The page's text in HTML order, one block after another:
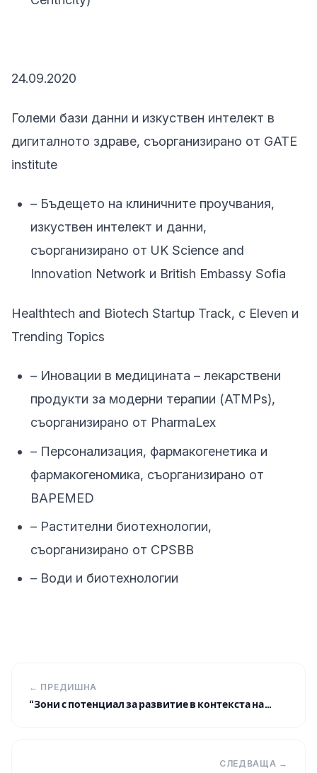
24.09.2020
Големи бази данни и изкуствен интелект в
дигиталното здраве, съорганизирано от GATE
institute
– Бъдещето на клиничните проучвания,
изкуствен интелект и данни,
съорганизирано от UK Science and
Innovation Network и British Embassy Sofia
Healthtech and Biotech Startup Track, с Eleven и
Trending Topics
– Иновации в медицината – лекарствени
продукти за модерни терапии (ATMPs),
съорганизирано от PharmaLex
– Персонализация, фармакогенетика и
фармакогеномика, съорганизирано от
BAPEMED
– Растителни биотехнологии,
съорганизирано от CPSBB
– Води и биотехнологии
← ПРЕДИШНА
“Зони с потенциал за развитие в контекста на…
СЛЕДВАЩА →